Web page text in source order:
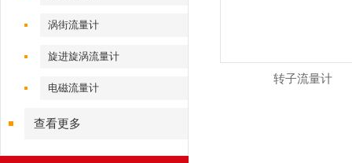
涡街流量计
旋进旋涡流量计
电磁流量计
查看更多
转子流量计